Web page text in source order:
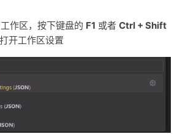
作区，按下键盘的 F1 或者 Ctrl + Shift
开工作区设置